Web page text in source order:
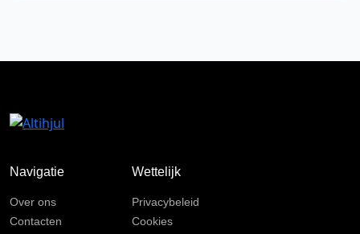
Navigatie
Over ons
Contacten
Wettelijk
Privacybeleid
Cookies